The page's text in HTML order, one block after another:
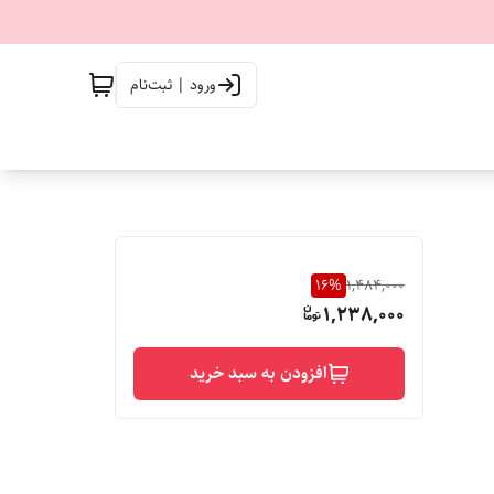
ورود | ثبت‌نام
1,484,000
16%
1,238,000
افزودن به سبد خرید